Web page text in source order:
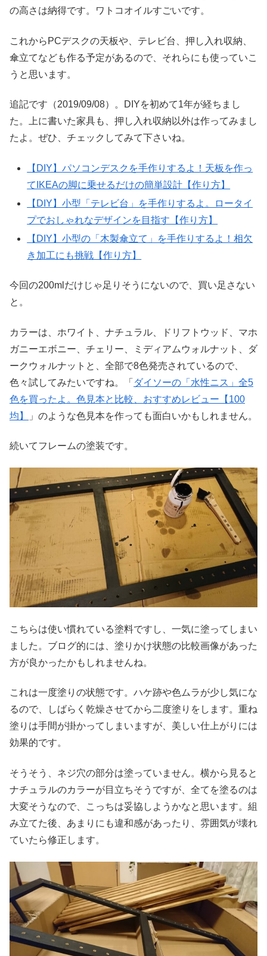
の高さは納得です。ワトコオイルすごいです。
これからPCデスクの天板や、テレビ台、押し入れ収納、
傘立てなども作る予定があるので、それらにも使っていこ
うと思います。
追記です（2019/09/08）。DIYを初めて1年が経ちまし
た。上に書いた家具も、押し入れ収納以外は作ってみまし
たよ。ぜひ、チェックしてみて下さいね。
【DIY】パソコンデスクを手作りするよ！天板を作っ
てIKEAの脚に乗せるだけの簡単設計【作り方】
【DIY】小型「テレビ台」を手作りするよ。ロータイ
プでおしゃれなデザインを目指す【作り方】
【DIY】小型の「木製傘立て」を手作りするよ！相欠
き加工にも挑戦【作り方】
今回の200mlだけじゃ足りそうにないので、買い足さない
と。
カラーは、ホワイト、ナチュラル、ドリフトウッド、マホ
ガニーエボニー、チェリー、ミディアムウォルナット、ダ
ークウォルナットと、全部で8色発売されているので、
色々試してみたいですね。「 ダイソーの「水性ニス」全5
色を買ったよ。色見本と比較、おすすめレビュー【100
均】
」のような色見本を作っても面白いかもしれません。
続いてフレームの塗装です。
こちらは使い慣れている塗料ですし、一気に塗ってしまい
ました。ブログ的には、塗りかけ状態の比較画像があった
方が良かったかもしれませんね。
これは一度塗りの状態です。ハケ跡や色ムラが少し気にな
るので、しばらく乾燥させてから二度塗りをします。重ね
塗りは手間が掛かってしまいますが、美しい仕上がりには
効果的です。
そうそう、ネジ穴の部分は塗っていません。横から見ると
ナチュラルのカラーが目立ちそうですが、全てを塗るのは
大変そうなので、こっちは妥協しようかなと思います。組
み立てた後、あまりにも違和感があったり、雰囲気が壊れ
ていたら修正します。